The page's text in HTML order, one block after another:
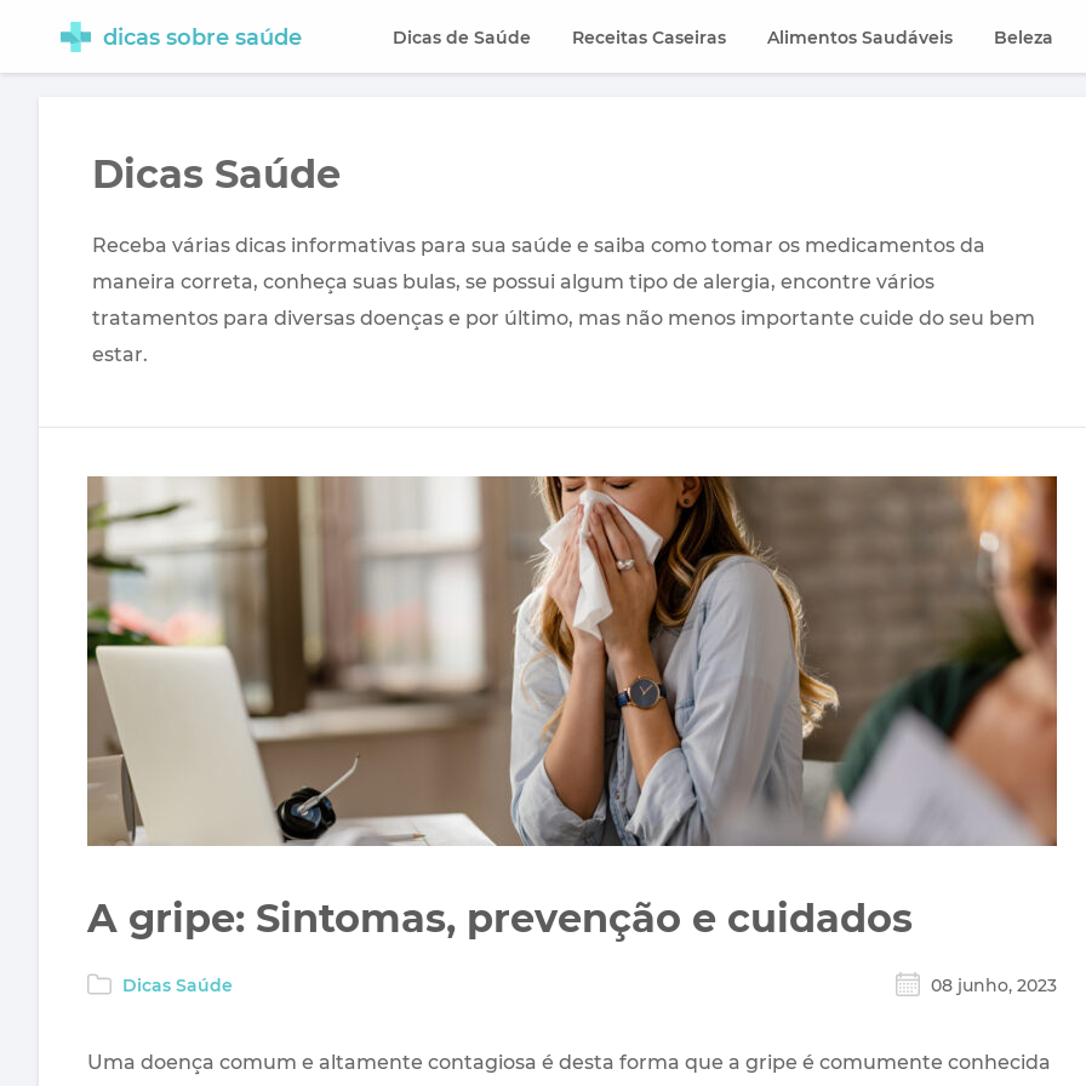
dicas sobre saúde Dicas de Saúde Receitas Caseiras Alimentos Saudáveis Beleza
Dicas Saúde
Receba várias dicas informativas para sua saúde e saiba como tomar os medicamentos da
maneira correta, conheça suas bulas, se possui algum tipo de alergia, encontre vários
tratamentos para diversas doenças e por último, mas não menos importante cuide do seu bem
estar.
A gripe: Sintomas, prevenção e cuidados
Dicas Saúde 08 junho, 2023
Uma doença comum e altamente contagiosa é desta forma que a gripe é comumente conhecida